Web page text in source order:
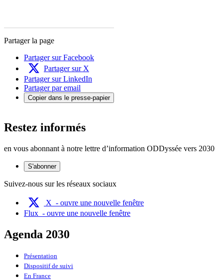
Partager la page
Partager sur Facebook
Partager sur X
Partager sur LinkedIn
Partager par email
Copier dans le presse-papier
Restez informés
en vous abonnant à notre lettre d’information ODDyssée vers 2030
S'abonner
Suivez-nous sur les réseaux sociaux
X - ouvre une nouvelle fenêtre
Flux - ouvre une nouvelle fenêtre
Agenda 2030
Présentation
Dispositif de suivi
En France